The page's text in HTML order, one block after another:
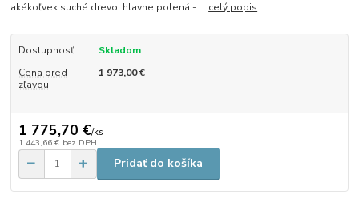
akékoľvek suché drevo, hlavne polená - ... celý popis
Dostupnosť
Skladom
Cena pred
zľavou
1 973,00 €
1 775,70 €/ks
1 443,66 € bez DPH
Pridať do košíka